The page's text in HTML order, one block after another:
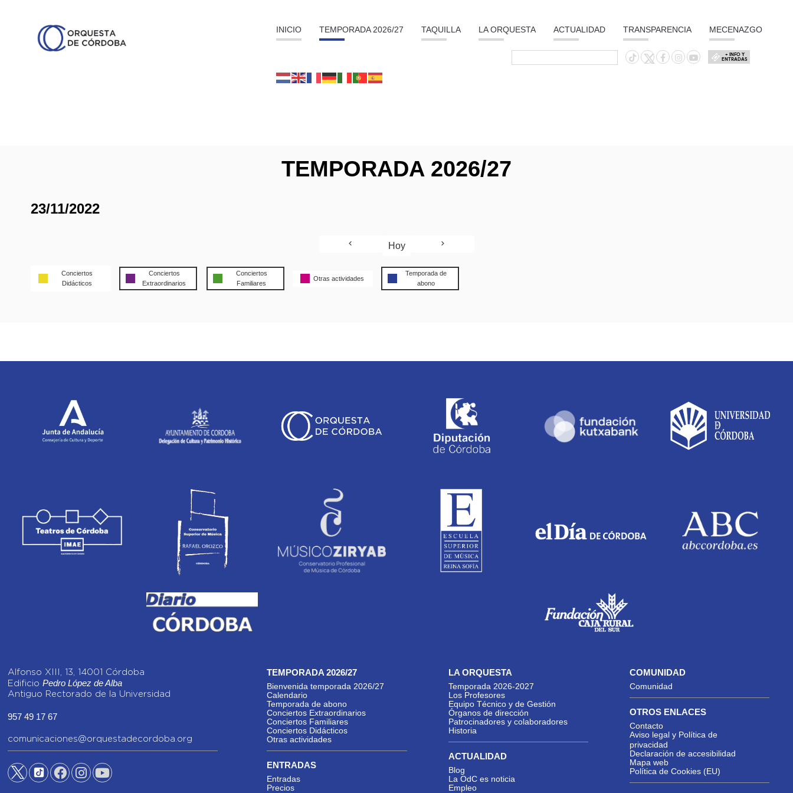
INICIO TEMPORADA 2026/27 TAQUILLA LA ORQUESTA ACTUALIDAD TRANSPARENCIA MECENAZGO
+ INFO Y
ENTRADAS
TEMPORADA 2026/27
23/11/2022
Hoy
Conciertos
Didácticos
Conciertos
Extraordinarios
Conciertos
Familiares
Otras actividades
Temporada de
abono
Alfonso XIII, 13, 14001 Córdoba
Edificio Pedro López de Alba
Antiguo Rectorado de la Universidad
957 49 17 67
comunicaciones@orquestadecordoba.org
TEMPORADA 2026/27
Bienvenida temporada 2026/27
Calendario
Temporada de abono
Conciertos Extraordinarios
Conciertos Familiares
Conciertos Didácticos
Otras actividades
ENTRADAS
Entradas
Precios
LA ORQUESTA
Temporada 2026-2027
Los Profesores
Equipo Técnico y de Gestión
Órganos de dirección
Patrocinadores y colaboradores
Historia
ACTUALIDAD
Blog
La OdC es noticia
Empleo
COMUNIDAD
Comunidad
OTROS ENLACES
Contacto
Aviso legal y Política de
privacidad
Declaración de accesibilidad
Mapa web
Política de Cookies (EU)